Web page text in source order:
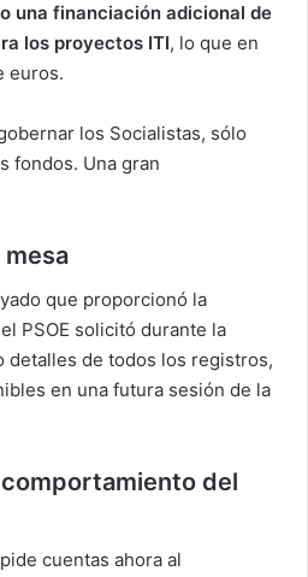
una financiación adicional de
los proyectos ITI, lo que en
euros.
los Socialistas, sólo
fondos. Una gran
que proporcionó la
PSOE solicitó durante la
detalles de todos los registros,
en una futura sesión de la
del
cuentas ahora al